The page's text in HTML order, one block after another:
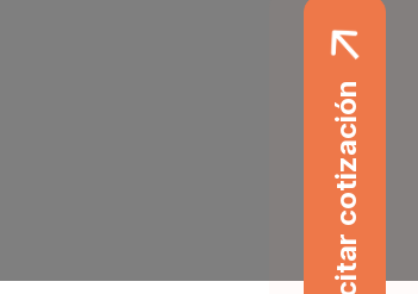
Solicitar cotización